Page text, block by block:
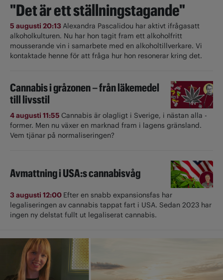
"Det är ett ställningstagande"
5 augusti 20:13Alexandra Pascalidou har aktivt ifrågasatt
alkoholkulturen. Nu har hon tagit fram ett alkoholfritt
mousserande vin i samarbete med en alkoholtillverkare. Vi
kontaktade henne för att fråga hur hon resonerar kring det.
Cannabis i gråzonen – från läkemedel
till livsstil
4 augusti 11:55 Cannabis är olagligt i ­Sverige, i nästan alla ­
former. Men nu växer en marknad fram i lagens gränsland.
Vem tjänar på normaliseringen?
Avmattning i USA:s cannabisvåg
3 augusti 12:00 Efter en snabb expansionsfas har
legaliseringen av cannabis tappat fart i USA. Sedan 2023 har
ingen ny delstat fullt ut ­legaliserat cannabis.